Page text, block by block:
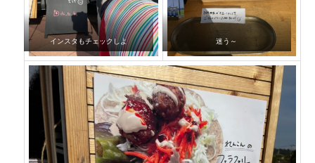
インスタもチェックしよ 迷う～